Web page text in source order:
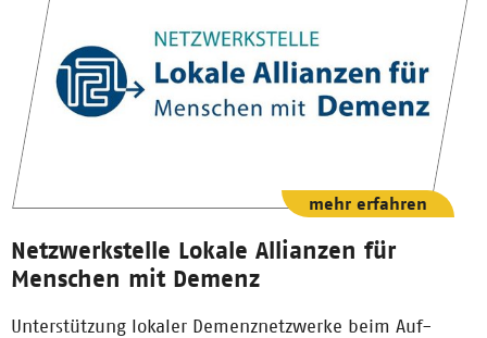
Netzwerkstelle Lokale Allianzen für
Menschen mit Demenz
Unterstützung lokaler Demenznetzwerke beim Auf-
mehr erfahren